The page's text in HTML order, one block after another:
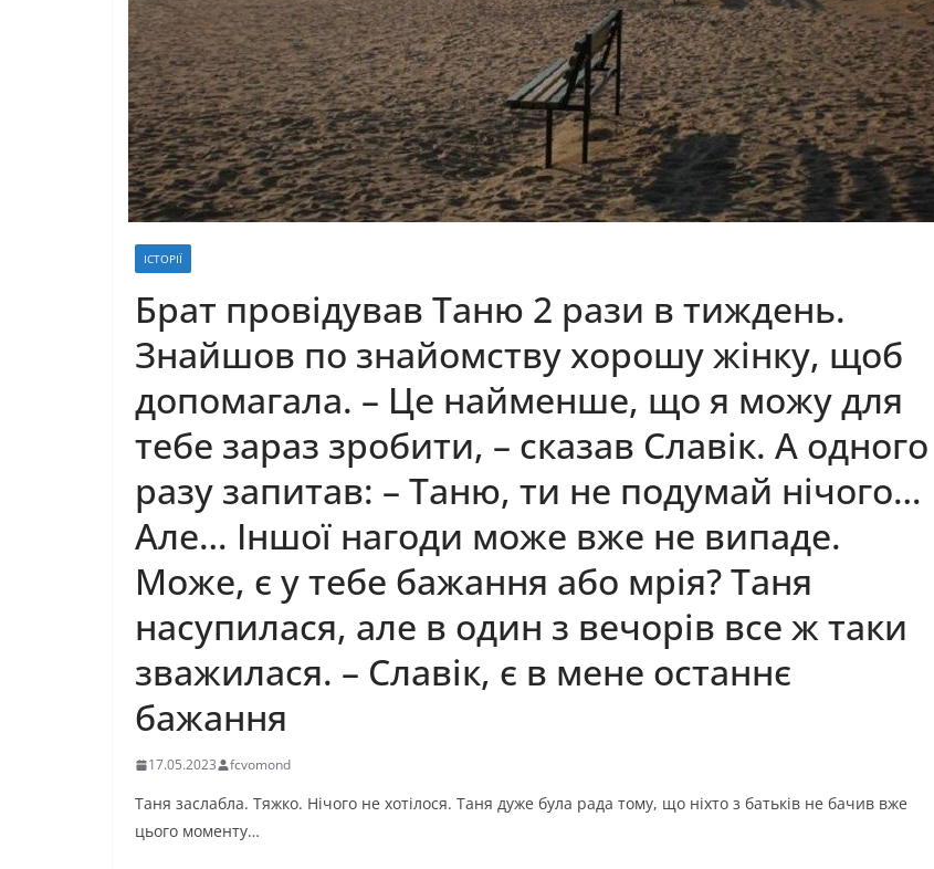
ІСТОРІЇ
Брат провідував Таню 2 рази в тиждень.
Знайшов по знайомству хорошу жінку, щоб
допомагала. – Це найменше, що я можу для
тебе зараз зробити, – сказав Славік. А одного
разу запитав: – Таню, ти не подумай нічого…
Але… Іншої нагоди може вже не випаде.
Може, є у тебе бажання або мрія? Таня
насупилася, але в один з вечорів все ж таки
зважилася. – Славік, є в мене останнє
бажання
17.05.2023 fcvomond
Таня заслабла. Тяжко. Нічого не хотілося. Таня дуже була рада тому, що ніхто з батьків не бачив вже
цього моменту…